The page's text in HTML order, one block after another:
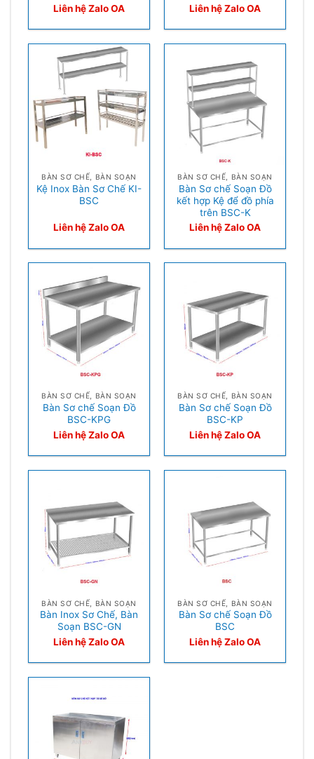
Liên hệ Zalo OA
Liên hệ Zalo OA
BÀN SƠ CHẾ, BÀN SOẠN
Kệ Inox Bàn Sơ Chế KI-
BSC
Liên hệ Zalo OA
BÀN SƠ CHẾ, BÀN SOẠN
Bàn Sơ chế Soạn Đồ
kết hợp Kệ để đồ phía
trên BSC-K
Liên hệ Zalo OA
BÀN SƠ CHẾ, BÀN SOẠN
Bàn Sơ chế Soạn Đồ
BSC-KPG
Liên hệ Zalo OA
BÀN SƠ CHẾ, BÀN SOẠN
Bàn Sơ chế Soạn Đồ
BSC-KP
Liên hệ Zalo OA
BÀN SƠ CHẾ, BÀN SOẠN
Bàn Inox Sơ Chế, Bàn
Soạn BSC-GN
Liên hệ Zalo OA
BÀN SƠ CHẾ, BÀN SOẠN
Bàn Sơ chế Soạn Đồ
BSC
Liên hệ Zalo OA